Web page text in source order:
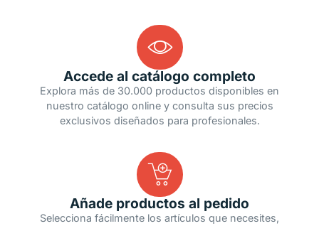
Accede al catálogo completo
Explora más de 30.000 productos disponibles en
nuestro catálogo online y consulta sus precios
exclusivos diseñados para profesionales.
Añade productos al pedido
Selecciona fácilmente los artículos que necesites,